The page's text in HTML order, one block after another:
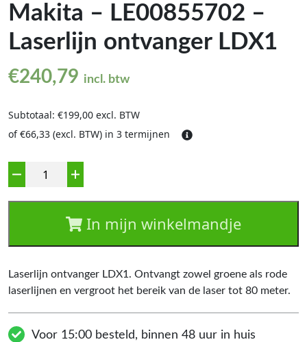
Makita – LE00855702 –
Laserlijn ontvanger LDX1
€240,79 incl. btw
Subtotaal: €199,00 excl. BTW
of €66,33 (excl. BTW) in 3 termijnen
Aantal
In mijn winkelmandje
Laserlijn ontvanger LDX1. Ontvangt zowel groene als rode
laserlijnen en vergroot het bereik van de laser tot 80 meter.
Voor 15:00 besteld, binnen 48 uur in huis